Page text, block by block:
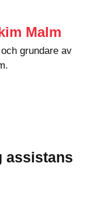
Malm
grundare av
assistans